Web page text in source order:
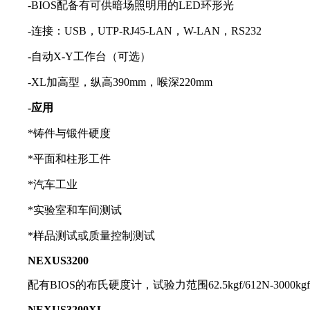
-BIOS配备有可供暗场照明用的LED环形光
-连接：USB，UTP-RJ45-LAN，W-LAN，RS232
-自动X-Y工作台（可选）
-XL加高型，纵高390mm，喉深220mm
-应用
*铸件与锻件硬度
*平面和柱形工件
*汽车工业
*实验室和车间测试
*样品测试或质量控制测试
NEXUS3200
配有BIOS的布氏硬度计，试验力范围62.5kgf/612N-